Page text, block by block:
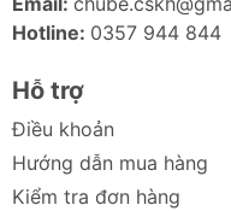
và tính nănglọc
Ảnh sản phẩm
an toàn
Hotline: 0357 944 844
Hỗ trợ
Điều khoản
Hướng dẫn mua hàng
Kiểm tra đơn hàng